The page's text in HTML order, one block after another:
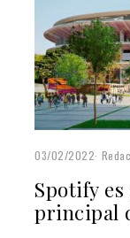
03/02/2022
Spotify
principal